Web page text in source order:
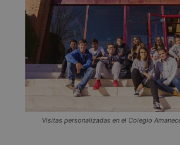
Visitas personalizadas en el Colegio